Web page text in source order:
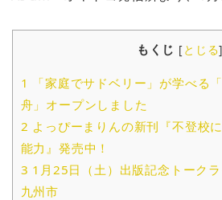
もくじ [とじる]
1
「家庭でサドベリー」が学べる
舟」オープンしました
2 よっぴーまりんの新刊『不登校
能力』発売中！
3 1月25日（土）出版記念トーク
九州市